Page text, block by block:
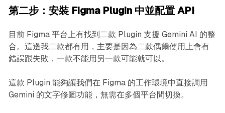
第二步：安裝 Figma Plugin 中並配置 API
目前 Figma 平台上有找到二款 Plugin 支援 Gemini AI 的整
合。這邊我二款都有用，主要是因為二款偶爾使用上會有
錯誤跟失敗，一款不能用另一款可能就可以。
這款 Plugin 能夠讓我們在 Figma 的工作環境中直接調用
Gemini 的文字修圖功能，無需在多個平台間切換。